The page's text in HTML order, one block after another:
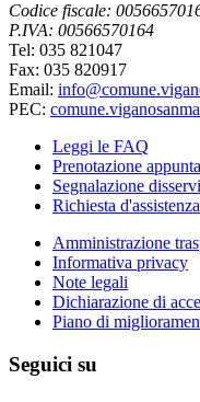
Codice fiscale:
P.IVA: 00566570164
Tel: 035 821047
Fax: 035 820917
Email:
PEC:
Leggi le FAQ
Prenotazione
Segnalazione
Richiesta d'assistenza
Amministrazione
Informativa privacy
Note legali
Dichiarazione di
Piano di
Seguici su